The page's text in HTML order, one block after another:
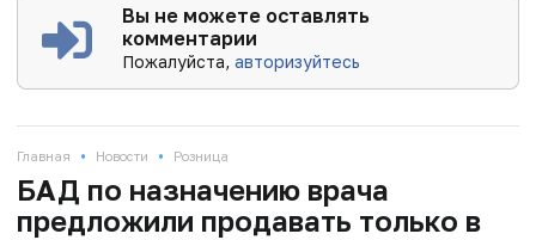
Вы не можете оставлять
комментарии
Пожалуйста,авторизуйтесь
Главная • Новости • Розница
БАД по назначению врача
предложили продавать только в